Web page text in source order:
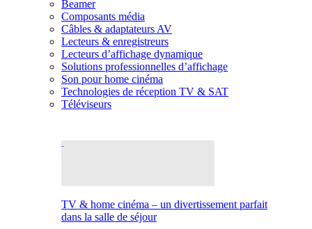
Beamer
Composants média
Câbles & adaptateurs AV
Lecteurs & enregistreurs
Lecteurs d’affichage dynamique
Solutions professionnelles d’affichage
Son pour home cinéma
Technologies de réception TV & SAT
Téléviseurs
TV & home cinéma – un divertissement parfait
dans la salle de séjour